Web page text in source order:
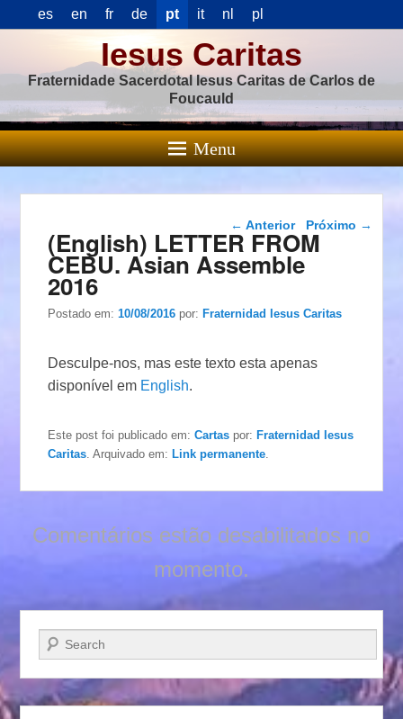
es en fr de pt it nl pl
Iesus Caritas
Fraternidade Sacerdotal Iesus Caritas de Carlos de
Foucauld
Menu
Navegação das
postagens
← Anterior Próximo →
(English) LETTER FROM
CEBU. Asian Assemble
2016
Postado em:10/08/2016 por:Fraternidad Iesus Caritas
Desculpe-nos, mas este texto esta apenas
disponível em English.
Este post foi publicado em:Cartas por:Fraternidad Iesus
Caritas . Arquivado em:Link permanente
Comentários estão desabilitados no
momento.
Pesquisar…